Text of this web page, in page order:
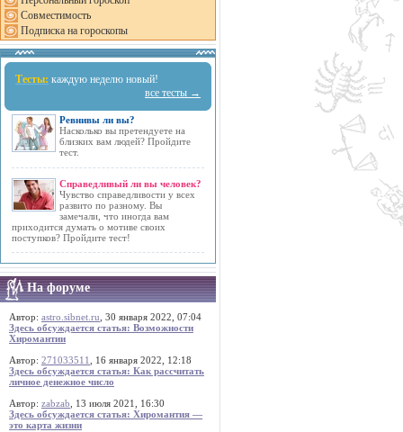
Совместимость
Подписка на гороскопы
Тесты: каждую неделю новый!
все тесты →
Ревнивы ли вы?
Насколько вы претендуете на
близких вам людей? Пройдите
тест.
Справедливый ли вы человек?
Чувство справедливости у всех
развито по разному. Вы
замечали, что иногда вам
приходится думать о мотиве своих
поступков? Пройдите тест!
На форуме
Автор: astro.sibnet.ru , 30 января 2022, 07:04
Здесь обсуждается статья: Возможности
Хиромантии
Автор: 271033511
, 16 января 2022, 12:18
Здесь обсуждается статья: Как рассчитать
личное денежное число
Автор: zabzab , 13 июля 2021, 16:30
Здесь обсуждается статья: Хиромантия —
это карта жизни